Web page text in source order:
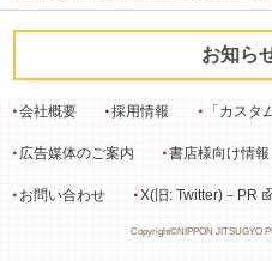
お知ら
会社概要 採用情報 「カスタ
広告媒体のご案内 書店様向け情報
お問い合わせ X(旧: Twitter)－PR
Copyright©NIPPON JITSUGYO